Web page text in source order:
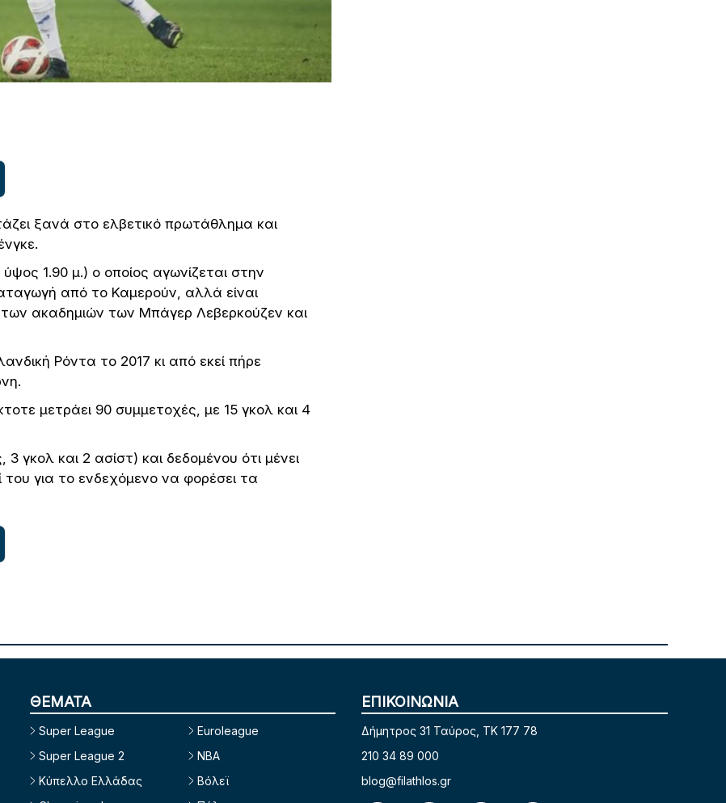
ξανά στο ελβετικό πρωτάθλημα και
1.90 μ.) ο οποίος αγωνίζεται στην
από το Καμερούν, αλλά είναι
ακαδημιών των Μπάγερ Λεβερκούζεν και
Ρόντα το 2017 κι από εκεί πήρε
μετράει 90 συμμετοχές, με 15 γκολ και 4
γκολ και 2 ασίστ) και δεδομένου ότι μένει
για το ενδεχόμενο να φορέσει τα
ΘΕΜΑΤΑ
Super League
Super League 2
Κύπελλο Ελλάδας
Euroleague
NBA
Βόλεϊ
ΕΠΙΚΟΙΝΩΝΙΑ
Δήμητρος 31 Ταύρος, TK 177 78
210 34 89 000
blog@filathlos.gr